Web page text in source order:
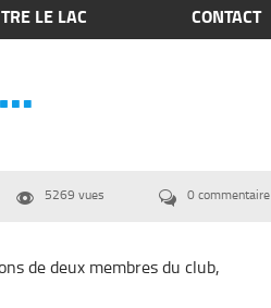
LE LAC CONTACT
 0 commentaire
 5269 vues
de deux membres du club,